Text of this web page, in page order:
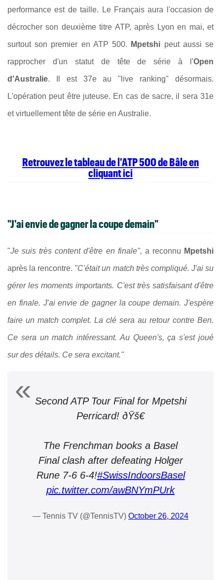
performance est de taille. Le Français aura l'occasion de
décrocher son deuxième titre ATP, après Lyon en mai, et
surtout son premier en ATP 500. Mpetshi peut aussi se
rapprocher d'un statut de tête de série à l'Open
d'Australie. Il est 37e au "live ranking" désormais.
L'opération peut être juteuse. En cas de sacre, il sera 31e
et virtuellement tête de série en Australie.
Retrouvez le tableau de l'ATP 500 de Bâle en
cliquant ici
"J'ai envie de gagner la coupe demain"
"Je suis très content d'être en finale", a reconnu Mpetshi
après la rencontre. "C'était un match très compliqué. J'ai su
gérer les moments importants. C'est très satisfaisant d'être
en finale. J'ai envie de gagner la coupe demain. J'espère
faire un match complet. La clé sera au retour contre Ben.
Ce sera un match intéressant. Au Queen's, ça s'est joué
sur des détails. Ce sera excitant."
Second ATP Tour Final for Mpetshi
Perricard! ðŸš€
The Frenchman books a Basel
Final clash after defeating Holger
Rune 7-6 6-4!#SwissIndoorsBasel
pic.twitter.com/awBNYmPUrk
— Tennis TV (@TennisTV) October 26, 2024